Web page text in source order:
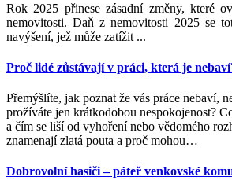
Rok 2025 přinese zásadní změny, které
nemovitosti. Daň z nemovitosti 2025 se
navýšení, jež může zatížit ...
Proč lidé zůstávají v práci, která je
Přemýšlíte, jak poznat že vás práce nebaví,
prožíváte jen krátkodobou nespokojenost?
a čím se liší od vyhoření nebo vědomého
znamenají zlatá pouta a proč mohou…
Dobrovolní hasiči – páteř venkovské